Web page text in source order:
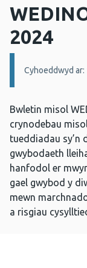
2024
Manylion:
Cyhoeddwyd
Bwletin misol
crynodebau
tueddiadau sy’n
gwybodaeth
hanfodol er
gael gwybod y
mewn
a risgiau